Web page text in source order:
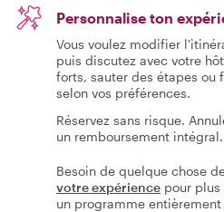
Personnalise ton
Vous voulez modifier
puis discutez avec votre
forts, sauter des étapes ou
selon vos préférences.
Réservez sans risque.
un remboursement intégral.
Besoin de quelque chose
votre expérience pour
un programme entièrement